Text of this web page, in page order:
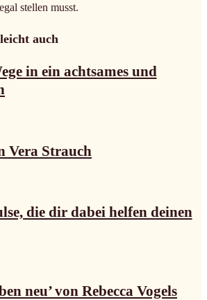
stellen musst.
auch
in ein achtsames und
Vera Strauch
die dir dabei helfen deinen
neu’ von Rebecca Vogels